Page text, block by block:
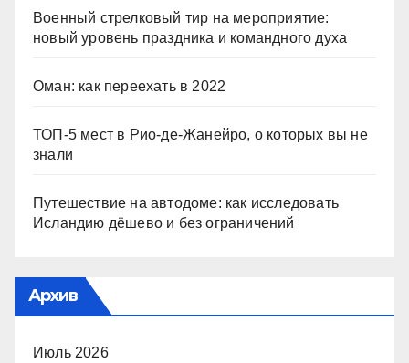
Военный стрелковый тир на мероприятие:
новый уровень праздника и командного духа
Оман: как переехать в 2022
ТОП-5 мест в Рио-де-Жанейро, о которых вы не
знали
Путешествие на автодоме: как исследовать
Исландию дёшево и без ограничений
Архив
Июль 2026